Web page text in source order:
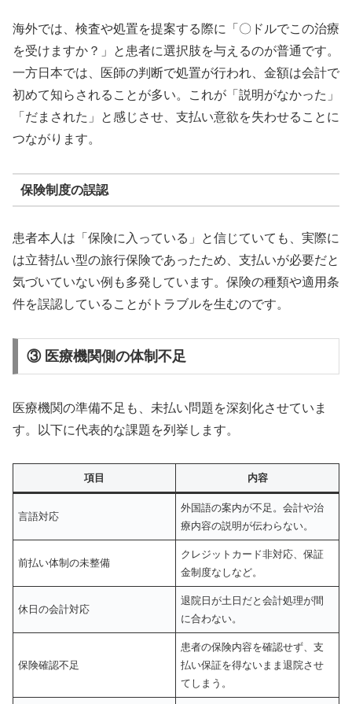
海外では、検査や処置を提案する際に「〇ドルでこの治療
を受けますか？」と患者に選択肢を与えるのが普通です。
一方日本では、医師の判断で処置が行われ、金額は会計で
初めて知らされることが多い。これが「説明がなかった」
「だまされた」と感じさせ、支払い意欲を失わせることに
つながります。
保険制度の誤認
患者本人は「保険に入っている」と信じていても、実際に
は立替払い型の旅行保険であったため、支払いが必要だと
気づいていない例も多発しています。保険の種類や適用条
件を誤認していることがトラブルを生むのです。
③ 医療機関側の体制不足
医療機関の準備不足も、未払い問題を深刻化させていま
す。以下に代表的な課題を列挙します。
項目 内容
言語対応
外国語の案内が不足。会計や治
療内容の説明が伝わらない。
前払い体制の未整備
クレジットカード非対応、保証
金制度なしなど。
休日の会計対応
退院日が土日だと会計処理が間
に合わない。
保険確認不足
患者の保険内容を確認せず、支
払い保証を得ないまま退院させ
てしまう。